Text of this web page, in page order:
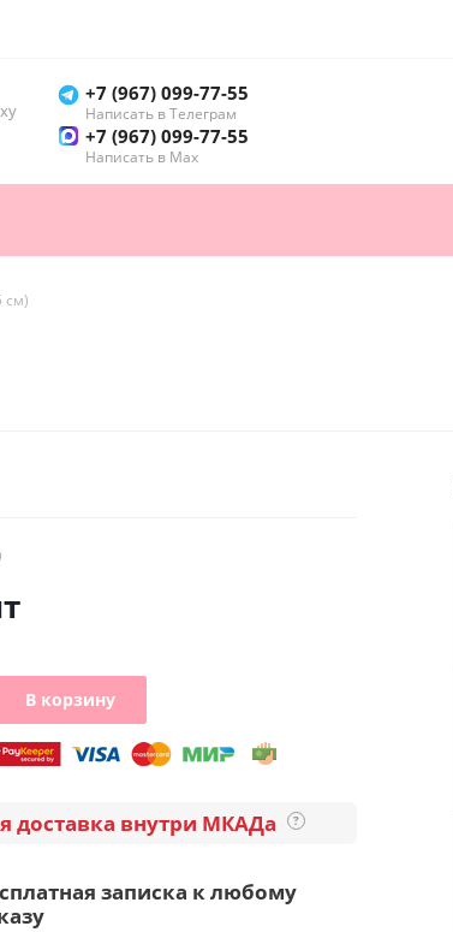
+7 (967) 099-77-55
Написать в Телеграм
+7 (967) 099-77-55
Написать в Мах
см)
В корзину
доставка внутри МКАДа ?
записка к любому